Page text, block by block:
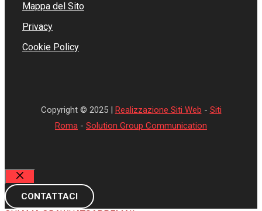
Mappa del Sito
Privacy
Cookie Policy
Copyright © 2025 | Realizzazione Siti Web - Siti
Roma - Solution Group Communication
Chiudi
CONTATTACI